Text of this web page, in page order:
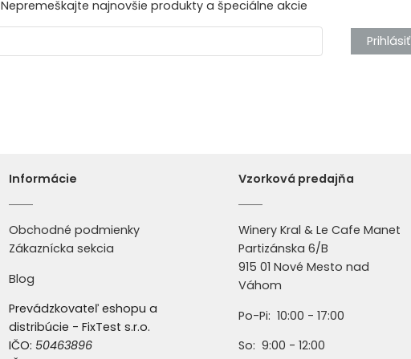
Nepremeškajte najnovšie produkty a špeciálne akcie
Prihlásiť
Informácie
Obchodné podmienky
Zákaznícka sekcia
Blog
Prevádzkovateľ eshopu a
distribúcie - FixTest s.r.o.
IČO: 50463896
Vzorková predajňa
Winery Kral & Le Cafe Manet
Partizánska 6/B
915 01 Nové Mesto nad
Váhom
Po-Pi: 10:00 - 17:00
So: 9:00 - 12:00